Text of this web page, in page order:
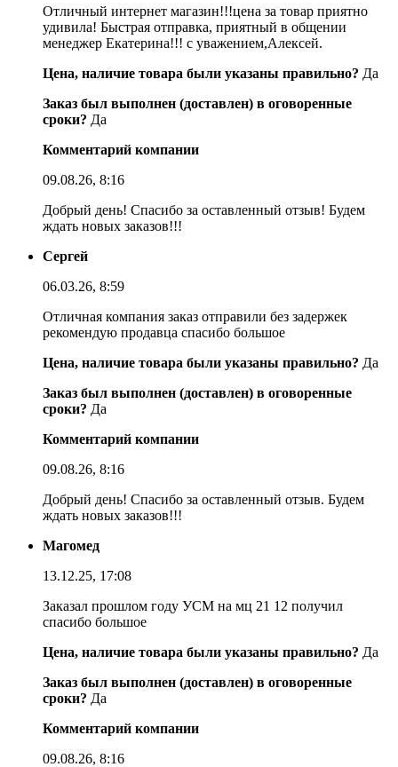
Отличный интернет магазин!!!цена за товар приятно
удивила! Быстрая отправка, приятный в общении
менеджер Екатерина!!! с уважением,Алексей.
Цена, наличие товара были указаны правильно? Да
Заказ был выполнен (доставлен) в оговоренные
сроки? Да
Комментарий компании
09.08.26, 8:16
Добрый день! Спасибо за оставленный отзыв! Будем
ждать новых заказов!!!
Сергей
06.03.26, 8:59
Отличная компания заказ отправили без задержек
рекомендую продавца спасибо большое
Цена, наличие товара были указаны правильно? Да
Заказ был выполнен (доставлен) в оговоренные
сроки? Да
Комментарий компании
09.08.26, 8:16
Добрый день! Спасибо за оставленный отзыв. Будем
ждать новых заказов!!!
Магомед
13.12.25, 17:08
Заказал прошлом году УСМ на мц 21 12 получил
спасибо большое
Цена, наличие товара были указаны правильно? Да
Заказ был выполнен (доставлен) в оговоренные
сроки? Да
Комментарий компании
09.08.26, 8:16